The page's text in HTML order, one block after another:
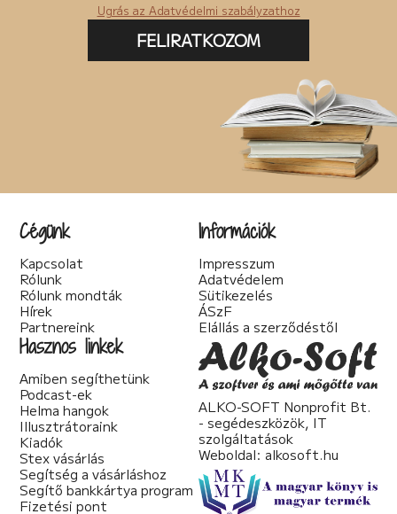
Ugrás az Adatvédelmi szabályzathoz
FELIRATKOZOM
Cégünk
Kapcsolat
Rólunk
Rólunk mondták
Hírek
Partnereink
Információk
Impresszum
Adatvédelem
Sütikezelés
ÁSzF
Elállás a szerződéstől
Hasznos linkek
Amiben segíthetünk
Podcast-ek
Helma hangok
Illusztrátoraink
Kiadók
Stex vásárlás
Segítség a vásárláshoz
Segítő bankkártya program
Fizetési pont
ALKO-SOFT Nonprofit Bt.
- segédeszközök, IT
szolgáltatások
Weboldal: alkosoft.hu